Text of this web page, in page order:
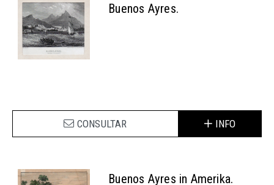
Buenos Ayres.
CONSULTAR INFO
Buenos Ayres in Amerika.